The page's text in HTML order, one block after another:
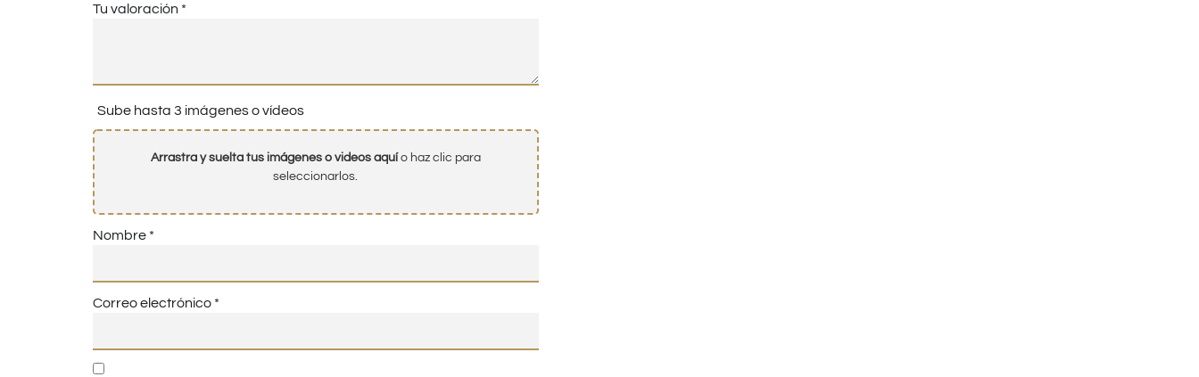
Tu valoración *
Sube hasta 3 imágenes o vídeos
Arrastra y suelta tus imágenes o videos aquío haz clic para
seleccionarlos.
Nombre *
Correo electrónico *